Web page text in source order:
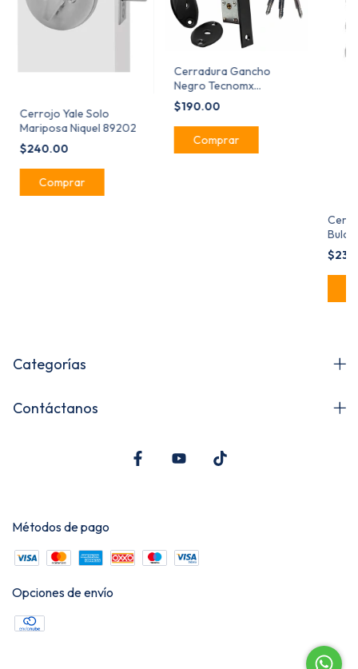
Cerrojo Yale Solo
Mariposa Niquel 89202
$240.00
Cerradura Gancho
Negro Tecnomx
MX65174 Aluminio Tetra
$190.00
Categorías
Contáctanos
Métodos de pago
Opciones de envío